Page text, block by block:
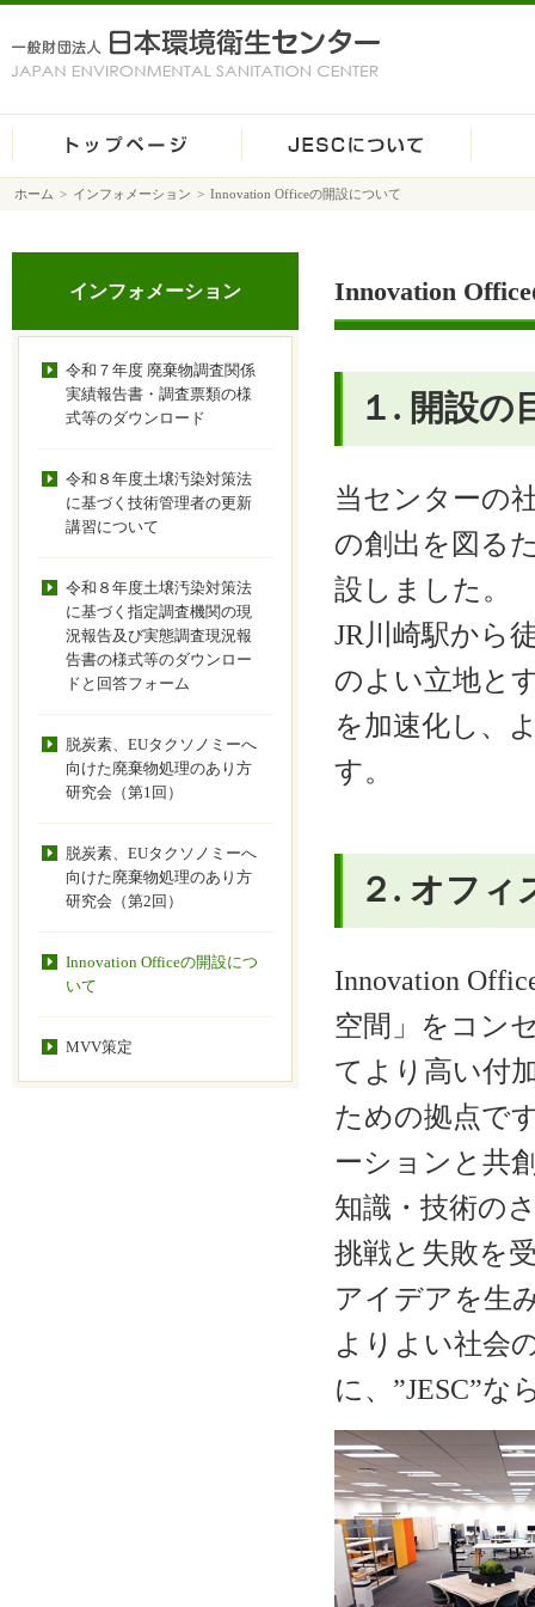
ホーム > インフォメーション > Innovation Officeの開設について
Innovation
１. 開設の
当センターの
の創出を図る
設しました。
JR川崎駅から
のよい立地と
を加速化し、
す。
２. オフィ
Innovation
空間」をコン
てより高い付
ための拠点で
ーションと共
知識・技術の
挑戦と失敗を
アイデアを生
よりよい社会
に、”JESC”
インフォメーション
令和７年度 廃棄物調査関係
実績報告書・調査票類の様
式等のダウンロード
令和８年度土壌汚染対策法
に基づく技術管理者の更新
講習について
令和８年度土壌汚染対策法
に基づく指定調査機関の現
況報告及び実態調査現況報
告書の様式等のダウンロー
ドと回答フォーム
脱炭素、EUタクソノミーへ
向けた廃棄物処理のあり方
研究会（第1回）
脱炭素、EUタクソノミーへ
向けた廃棄物処理のあり方
研究会（第2回）
Innovation Officeの開設につ
いて
MVV策定